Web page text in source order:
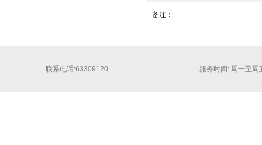
备注：
联系电话:63309120 服务时间: 周一至